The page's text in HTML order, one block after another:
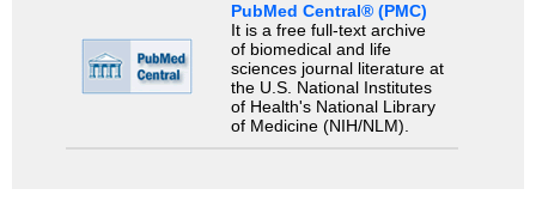
PubMed Central® (PMC)
It is a free full-text archive
of biomedical and life
sciences journal literature at
the U.S. National Institutes
of Health's National Library
of Medicine (NIH/NLM).